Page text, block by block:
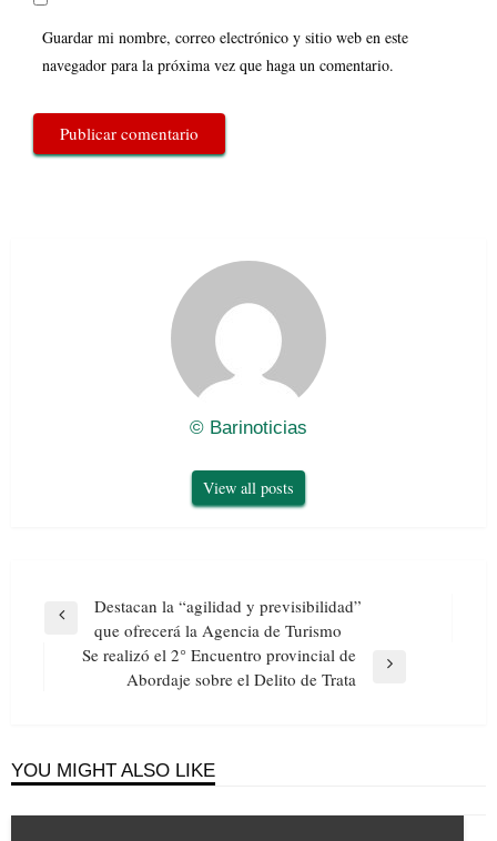
Guardar mi nombre, correo electrónico y sitio web en este
navegador para la próxima vez que haga un comentario.
© Barinoticias
View all posts
Navegación
entradas
Previous
Destacan la “agilidad y previsibilidad”
que ofrecerá la Agencia de Turismo
Se realizó el 2° Encuentro provincial de
Abordaje sobre el Delito de Trata
YOU MIGHT ALSO LIKE